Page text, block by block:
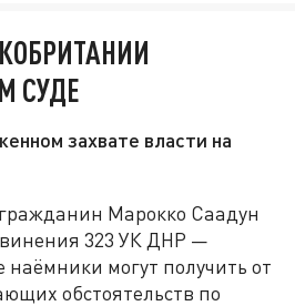
СУДЕ
захвате власти на
Марокко Саадун
323 УК ДНР —
могут получить от
обстоятельств по